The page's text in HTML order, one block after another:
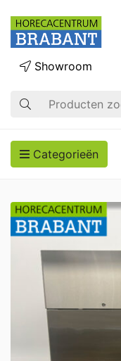
Zoek op
Showroom
Categorieën